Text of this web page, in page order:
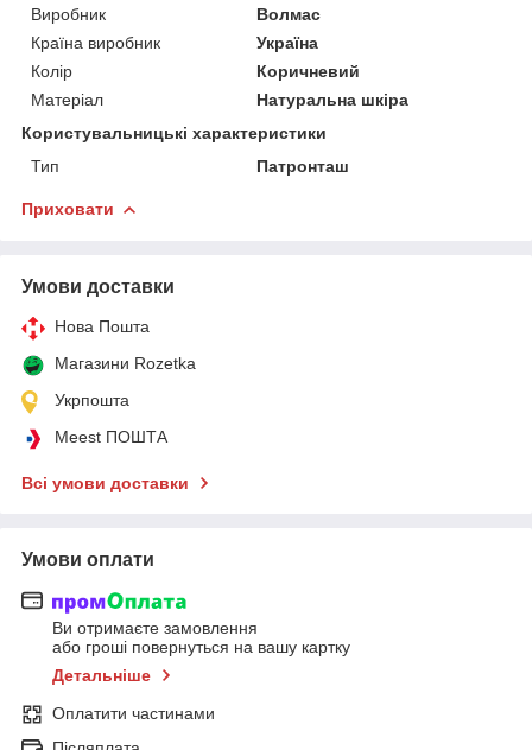
Виробник
Волмас
Країна виробник
Україна
Колір
Коричневий
Матеріал
Натуральна шкіра
Користувальницькі характеристики
Тип
Патронташ
Приховати
Умови доставки
Нова Пошта
Магазини Rozetka
Укрпошта
Meest ПОШТА
Всі умови доставки
Умови оплати
Ви отримаєте замовлення
або гроші повернуться на вашу картку
Детальніше
Оплатити частинами